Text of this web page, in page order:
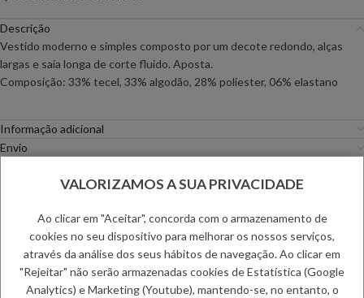
Descrição
Vestido moderno e simples composto por um decote redondo, alças
largas e saia longa de corte fluido. Aposta.
Composição: 33% tecel, 33% algodão, 28% poliester, 06% elastano
Informação adicional
Envio
Trocas e Devoluções
Categorias:Mulher, Vestidos
Etiquetas:Primavera Especial, Saldos de Mulher
PRODUTOS RELACIONADOS:
VALORIZAMOS A SUA PRIVACIDADE
Ao clicar em "Aceitar", concorda com o armazenamento de
cookies no seu dispositivo para melhorar os nossos serviços,
através da análise dos seus hábitos de navegação. Ao clicar em
"Rejeitar" não serão armazenadas cookies de Estatística (Google
Analytics) e Marketing (Youtube), mantendo-se, no entanto, o